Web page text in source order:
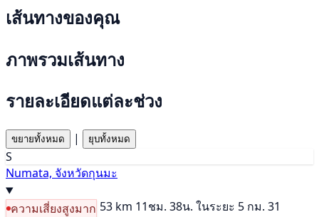
เส้นทางของคุณ
ภาพรวมเส้นทาง
รายละเอียดแต่ละช่วง
ขยายทั้งหมด | ยุบทั้งหมด
S
Numata, จังหวัดกุนมะ
ความเสี่ยงสูงมาก 53 km 11ชม. 38น. ในระยะ 5 กม. 31